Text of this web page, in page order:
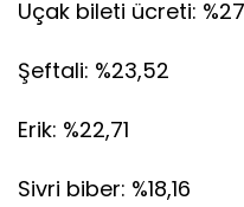
Uçak bileti ücreti:
Şeftali: %23,52
Erik: %22,71
Sivri biber: %18,16